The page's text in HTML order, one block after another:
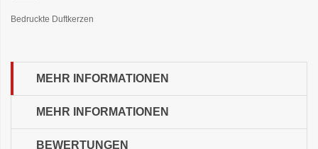
Bedruckte Duftkerzen
MEHR INFORMATIONEN
MEHR INFORMATIONEN
BEWERTUNGEN